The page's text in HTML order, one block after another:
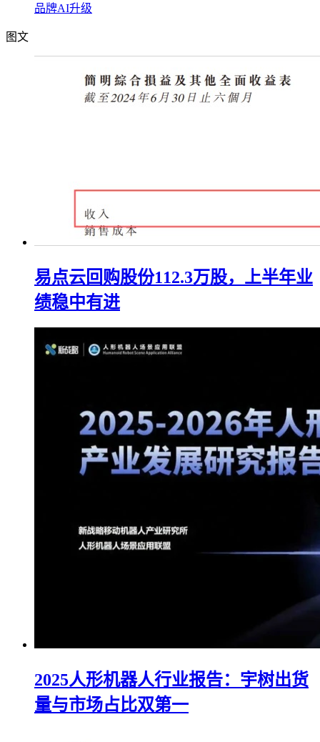
品牌AI升级
图文
易点云回购股份112.3万股，上半年业
绩稳中有进
2025人形机器人行业报告：宇树出货
量与市场占比双第一